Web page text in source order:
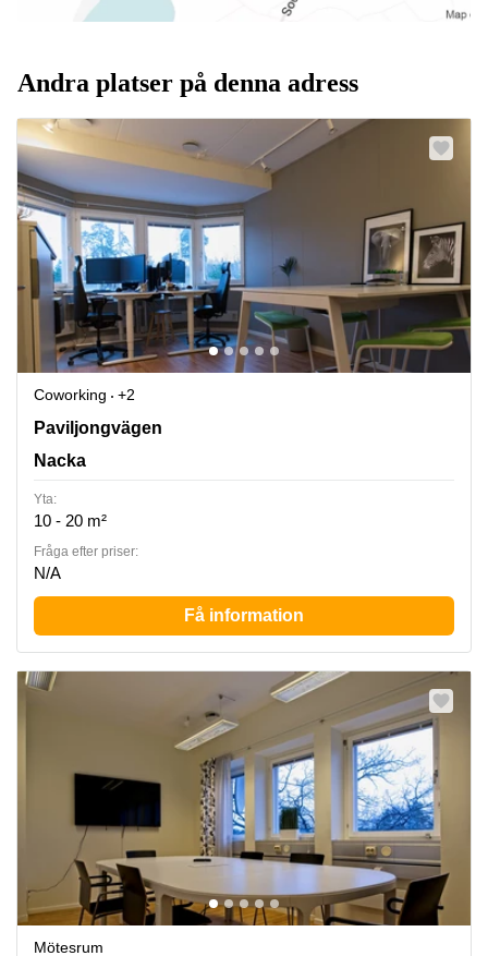
Andra platser på denna adress
Coworking
+2
Paviljongvägen 5, Nacka
Paviljongvägen
Nacka
Yta:
10 - 20 m²
Fråga efter priser:
N/A
Få information
Mötesrum